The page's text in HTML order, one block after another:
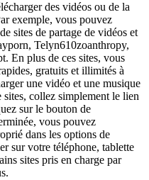
des vidéos ou de la
exemple, vous pouvez
sites de partage de vidéos et
Telyn610zoanthropy,
En plus de ces sites, vous
gratuits et illimités à
une vidéo et une musique
collez simplement le lien
sur le bouton de
vous pouvez
dans les options de
sur votre téléphone, tablette
sites pris en charge par